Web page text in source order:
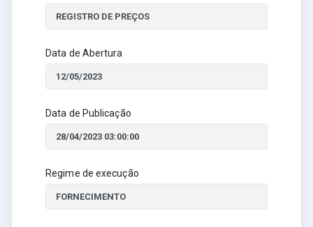
Data de Abertura
Data de Publicação
Regime de execução